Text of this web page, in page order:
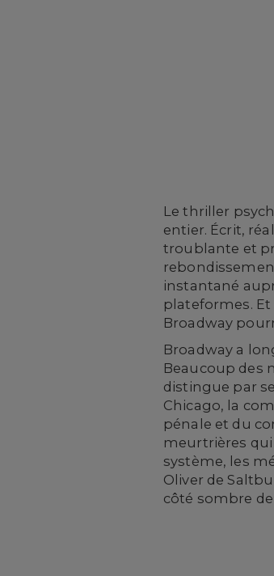
Le thriller
entier. Écrit,
troublante et
instantané
plateformes.
Broadway
Broadway a
Beaucoup des
distingue par
Chicago, la
pénale et du
meurtrières
système, les
Oliver de
côté sombre